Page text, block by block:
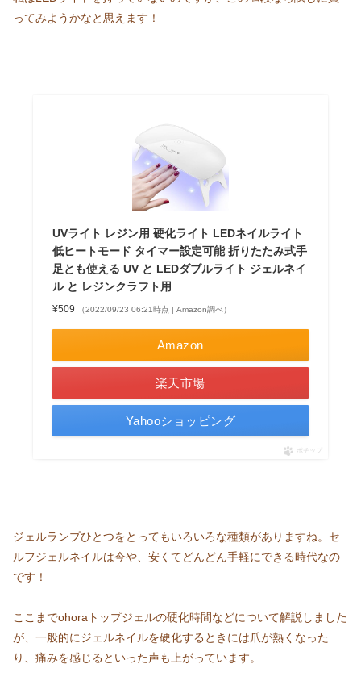
ってみようかなと思えます！
UVライト レジン用 硬化ライト LEDネイルライト
低ヒートモード タイマー設定可能 折りたたみ式手
足とも使える UV と LEDダブルライト ジェルネイ
ル と レジンクラフト用
¥509 （2022/09/23 06:21時点 | Amazon調べ）
Amazon
楽天市場
Yahooショッピング
ポチップ
ジェルランプひとつをとってもいろいろな種類がありますね。セ
ルフジェルネイルは今や、安くてどんどん手軽にできる時代なの
です！
ここまでohoraトップジェルの硬化時間などについて解説しました
が、一般的にジェルネイルを硬化するときには爪が熱くなった
り、痛みを感じるといった声も上がっています。